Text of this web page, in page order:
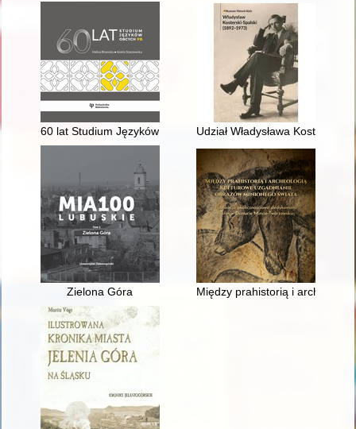
60 lat Studium Języków Obcych PBUdział Władysława
Zielona Góra Między prahistorią i